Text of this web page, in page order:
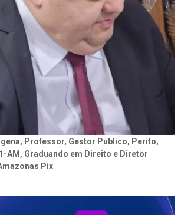
Professor, Gestor Público, Perito,
AM, Graduando em Direito e Diretor
Pix